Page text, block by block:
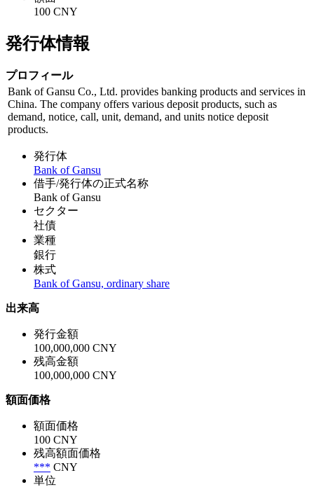
100 CNY
発行体情報
プロフィール
Bank of Gansu Co., Ltd. provides banking products and services in
China. The company offers various deposit products, such as
demand, notice, call, unit, demand, and units notice deposit
products.
発行体
Bank of Gansu
借手/発行体の正式名称
Bank of Gansu
セクター
社債
業種
銀行
株式
Bank of Gansu, ordinary share
出来高
発行金額
100,000,000 CNY
残高金額
100,000,000 CNY
額面価格
額面価格
100 CNY
残高額面価格
*** CNY
単位